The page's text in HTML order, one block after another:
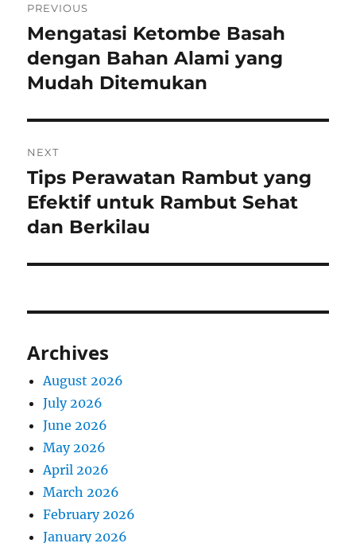
navigation
PREVIOUS
Previous
post:
Mengatasi Ketombe Basah
dengan Bahan Alami yang
Mudah Ditemukan
NEXT
Next
post:
Tips Perawatan Rambut yang
Efektif untuk Rambut Sehat
dan Berkilau
Archives
August 2026
July 2026
June 2026
May 2026
April 2026
March 2026
February 2026
January 2026